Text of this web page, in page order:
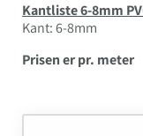
Kantliste 6-8mm
Kant: 6-8mm
Prisen er pr. meter